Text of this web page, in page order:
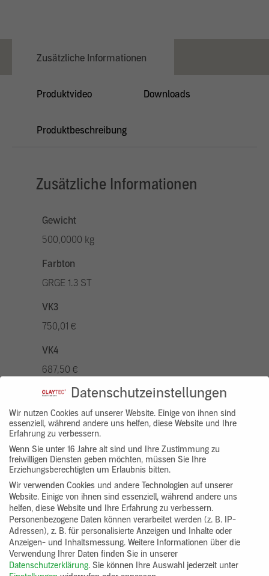
Zusätzliche Informationen
Produktvideo Downloads
Produktbeschreibung
Zusätzliche Informationen
Gewicht
500,0000 kg
Farbton
GRGE 1.3 ST
VK3
750,01 €
VK4
687,50 €
VK5
875,01 €
VK7
625,00 €
Gruppenprodukt
yosima_designputz_bigb
Datenschutzeinstellungen
Wir nutzen Cookies auf unserer Website. Einige von ihnen sind
essenziell, während andere uns helfen, diese Website und Ihre
Erfahrung zu verbessern.
Wenn Sie unter 16 Jahre alt sind und Ihre Zustimmung zu
freiwilligen Diensten geben möchten, müssen Sie Ihre
Erziehungsberechtigten um Erlaubnis bitten.
Wir verwenden Cookies und andere Technologien auf unserer
Website. Einige von ihnen sind essenziell, während andere uns
helfen, diese Website und Ihre Erfahrung zu verbessern.
Personenbezogene Daten können verarbeitet werden (z. B. IP-
Adressen), z. B. für personalisierte Anzeigen und Inhalte oder
Anzeigen- und Inhaltsmessung. Weitere Informationen über die
Verwendung Ihrer Daten finden Sie in unserer
Datenschutzerklärung. Sie können Ihre Auswahl jederzeit unter